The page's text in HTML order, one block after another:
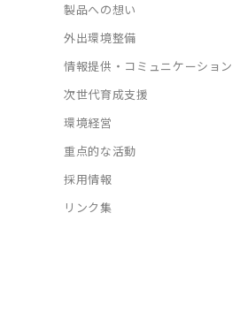
製品への想い
外出環境整備
情報提供・コミュニケーション
次世代育成支援
環境経営
重点的な活動
採用情報
リンク集